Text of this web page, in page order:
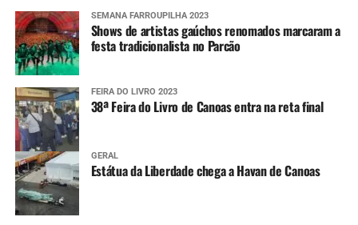
SEMANA FARROUPILHA 2023
Shows de artistas gaúchos renomados marcaram a
festa tradicionalista no Parcão
FEIRA DO LIVRO 2023
38ª Feira do Livro de Canoas entra na reta final
GERAL
Estátua da Liberdade chega a Havan de Canoas